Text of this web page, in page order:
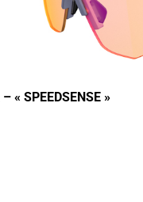
« SPEEDSENSE »